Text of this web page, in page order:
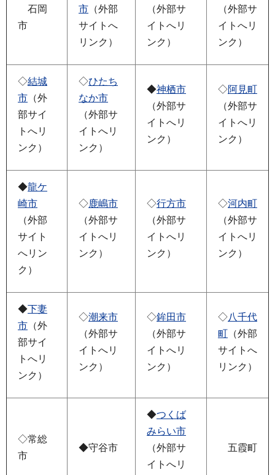
石岡
市
市 （外部
サイトへ
リンク）
（外部サ
イトへリ
ンク）
（外部サ
イトへリ
ンク）
◇結城
市 （外
部サイ
トへリ
ンク）
◇ひたち
なか市
（外部サ
イトへリ
ンク）
◆神栖市
（外部サ
イトへリ
ンク）
◇阿見町
（外部サ
イトへリ
ンク）
◆龍ケ
崎市
（外部
サイト
へリン
ク）
◇鹿嶋市
（外部サ
イトへリ
ンク）
◇行方市
（外部サ
イトへリ
ンク）
◇河内町
（外部サ
イトへリ
ンク）
◆下妻
市 （外
部サイ
トへリ
ンク）
◇潮来市
（外部サ
イトへリ
ンク）
◇鉾田市
（外部サ
イトへリ
ンク）
◇八千代
町 （外部
サイトへ
リンク）
◇常総
市
◆守谷市
◆つくば
みらい市
（外部サ
イトへリ
五霞町